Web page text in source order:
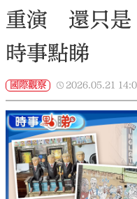
重演 還只是
時事點睇
國際觀察 2026.05.21